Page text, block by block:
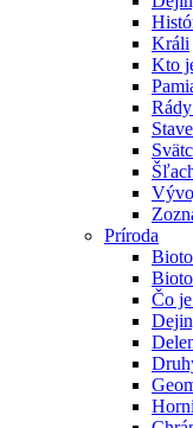
Králi
Kto
Príroda
Čo